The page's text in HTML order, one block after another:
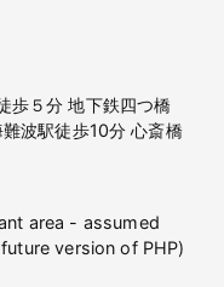
歩５分 地下鉄四つ橋
波駅徒歩10分 心斎橋
area - assumed
version of PHP)